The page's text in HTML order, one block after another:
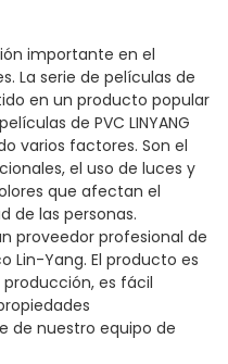
importante en el
La serie de películas de
en un producto popular
de PVC LINYANG
varios factores. Son el
el uso de luces y
que afectan el
de las personas.
proveedor profesional de
Lin-Yang. El producto es
es fácil
de nuestro equipo de